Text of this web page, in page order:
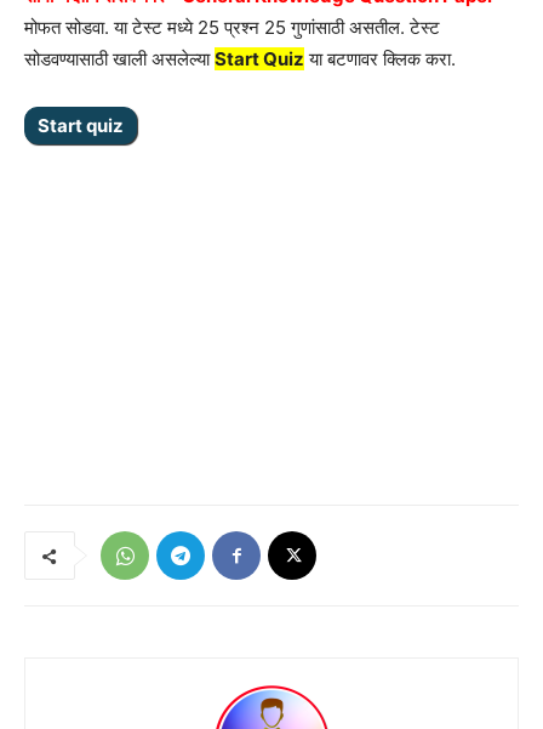
मोफत सोडवा. या टेस्ट मध्ये 25 प्रश्न 25 गुणांसाठी असतील. टेस्ट
सोडवण्यासाठी खाली असलेल्याStart Quiz या बटणावर क्लिक करा.